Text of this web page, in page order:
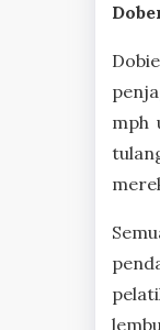
mph